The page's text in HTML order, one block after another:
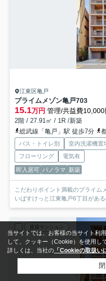
江東区亀戸
プライムメゾン亀戸703
15.1万円 管理/共益費10,000
2階 / 27.91㎡ / 1R /新築
総武線「亀戸」駅 徒歩7分
バス・トイレ別 室内洗濯機置
フローリング
電気有
即入居可 パノラマ 新築
こだわりポイント満載のプライム
いばすけっと江東亀戸6丁目があ
賃貸マンション
当サイトでは、お客様の当サイト利
して、クッキー（Cookie）を使用し
詳しくは、当社の 「Cookieの取扱い